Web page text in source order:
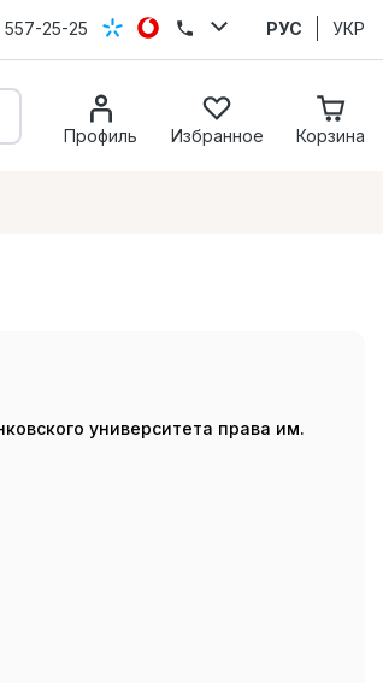
25-25 РУС УКР
Профиль Избранное Корзина
университета права им.